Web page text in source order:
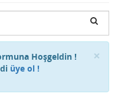
×
Hoşgeldin !
üye ol !